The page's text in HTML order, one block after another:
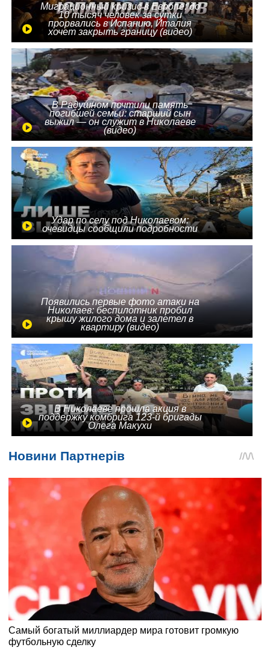
Миграционный кризис в Европе: до
10 тысяч человек за сутки
прорвались в Испанию, Италия
хочет закрыть границу (видео)
В Радушном почтили память
погибшей семьи: старший сын
выжил — он служит в Николаеве
(видео)
Удар по селу под Николаевом:
очевидцы сообщили подробности
Появились первые фото атаки на
Николаев: беспилотник пробил
крышу жилого дома и залетел в
квартиру (видео)
В Николаеве прошла акция в
поддержку комбрига 123-й бригады
Олега Макухи